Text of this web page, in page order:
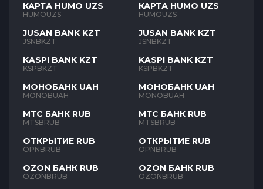
КАРТА HUMO UZS
HUMOUZS
JUSAN BANK KZT
JSNBKZT
KASPI BANK KZT
KSPBKZT
МОНОБАНК UAH
MONOBUAH
МТС БАНК RUB
MTSBRUB
ОТКРЫТИЕ RUB
OPNBRUB
OZON БАНК RUB
OZONBRUB
КАРТА HUMO UZS
HUMOUZS
JUSAN BANK KZT
JSNBKZT
KASPI BANK KZT
KSPBKZT
МОНОБАНК UAH
MONOBUAH
МТС БАНК RUB
MTSBRUB
ОТКРЫТИЕ RUB
OPNBRUB
OZON БАНК RUB
OZONBRUB